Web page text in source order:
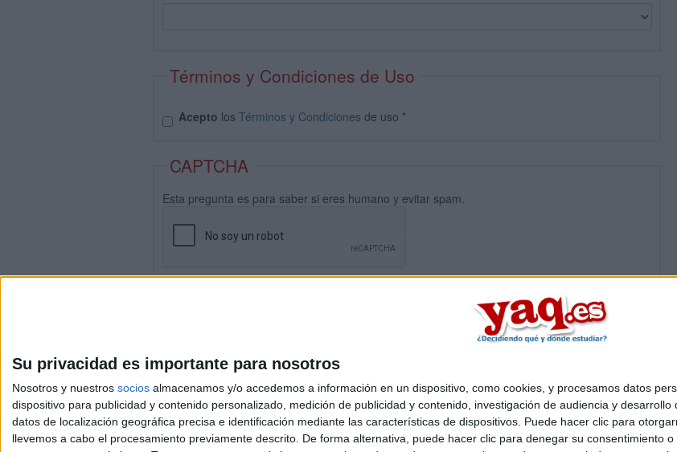
Su privacidad es importante para nosotros
Nosotros y nuestros socios almacenamos y/o accedemos a información en un dispositivo, como cookies, y procesamos datos
dispositivo para publicidad y contenido personalizado, medición de publicidad y contenido, investigación de audiencia y desarrollo
datos de localización geográfica precisa e identificación mediante las características de dispositivos. Puede hacer clic para
llevemos a cabo el procesamiento previamente descrito. De forma alternativa, puede hacer clic para denegar su consentimiento
Términos y Condiciones de Uso
Acepto los Términos y Condiciones de uso *
CAPTCHA
Esta pregunta es para saber si eres humano y evitar spam.
Quiénes somos |Contactar| Anúnciate
Aviso legal|Politica de privacidad|Condiciones generales|